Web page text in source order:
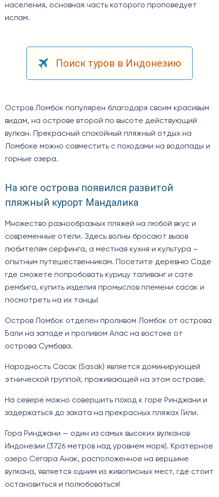
населения, основная часть которого проповедует
ислам.
Поиск туров в Индонезию
Остров Ломбок популярен благодаря своим красивым
видам, на острове второй по высоте действующий
вулкан. Прекрасный спокойный пляжный отдых на
Ломбоке можно совместить с походами на водопады и
горные озера.
На юге острова появился развитой
пляжный курорт Мандалика
Множество разнообразных пляжей на любой вкус и
современные отели. Здесь волны бросают вызов
любителям серфинга, а местная кухня и культура –
опытным путешественникам. Посетите деревню Саде
где сможете попробовать курицу таливанг и сате
рембига, купить изделия промыслов племени сасак и
посмотреть на их танцы!
Остров Ломбок отделен проливом Ломбок от острова
Бали на западе и проливом Алас на востоке от
острова Сумбава.
Народность Сасак (Sasak) является доминирующей
этнической группой, проживающей на этом острове.
На севере можно совершить поход к горе Ринджани и
задержаться до заката на прекрасных пляжах Гили.
Гора Ринджани — один из самых высоких вулканов
Индонезии (3726 метров над уровнем моря). Кратерное
озеро Сегара Анак, расположенное на вершине
вулкана, является одним из живописных мест, где стоит
остановиться и полюбоваться!